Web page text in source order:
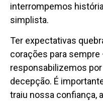
interrompemos
simplista.
Ter expectativas
corações para
responsabilizemos
decepção. É
traiu nossa confiança,